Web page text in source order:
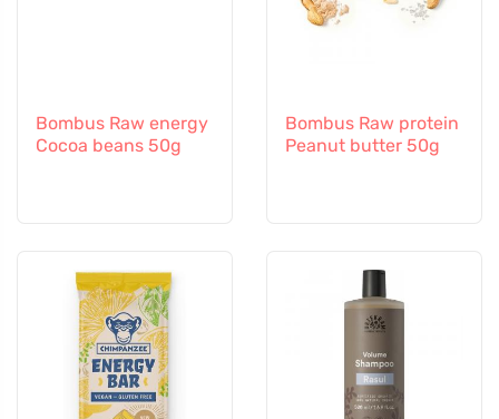
Bombus Raw energy
Cocoa beans 50g
Bombus Raw protein
Peanut butter 50g